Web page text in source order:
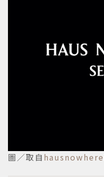
圖／取自 hausnowhere